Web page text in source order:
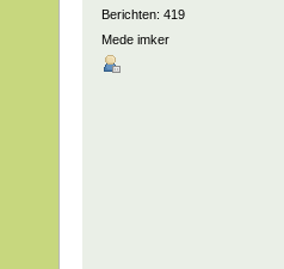
Berichten: 419
Mede imker